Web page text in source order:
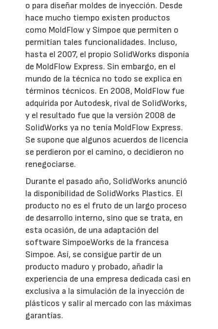
o para diseñar moldes de inyección. Desde
hace mucho tiempo existen productos
como MoldFlow y Simpoe que permiten o
permitían tales funcionalidades. Incluso,
hasta el 2007, el propio SolidWorks disponía
de MoldFlow Express. Sin embargo, en el
mundo de la técnica no todo se explica en
términos técnicos. En 2008, MoldFlow fue
adquirida por Autodesk, rival de SolidWorks,
y el resultado fue que la versión 2008 de
SolidWorks ya no tenía MoldFlow Express.
Se supone que algunos acuerdos de licencia
se perdieron por el camino, o decidieron no
renegociarse.
Durante el pasado año, SolidWorks anunció
la disponibilidad de SolidWorks Plastics. El
producto no es el fruto de un largo proceso
de desarrollo interno, sino que se trata, en
esta ocasión, de una adaptación del
software SimpoeWorks de la francesa
Simpoe. Así, se consigue partir de un
producto maduro y probado, añadir la
experiencia de una empresa dedicada casi en
exclusiva a la simulación de la inyección de
plásticos y salir al mercado con las máximas
garantías.